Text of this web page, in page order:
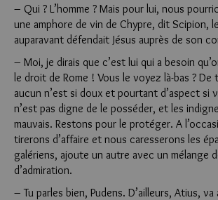
– Qui ? L’homme ? Mais pour lui, nous
une amphore de vin de Chypre, dit Scipion,
auparavant défendait Jésus auprès de son
– Moi, je dirais que c’est lui qui a besoin
le droit de Rome ! Vous le voyez là-bas ? De
aucun n’est si doux et pourtant d’aspect si
n’est pas digne de le posséder, et les
mauvais. Restons pour le protéger. A
tirerons d’affaire et nous caresserons les
galériens, ajoute un autre avec un mélange
d’admiration.
– Tu parles bien, Pudens. D’ailleurs, Atius,